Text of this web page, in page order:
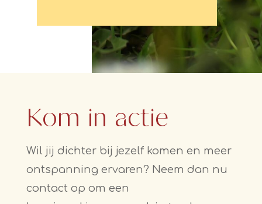
Kom in actie
Wil jij dichter bij jezelf komen en meer
ontspanning ervaren? Neem dan nu
contact op om een